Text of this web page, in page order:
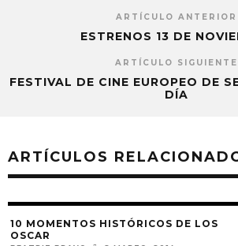
ARTÍCULO ANTERIOR
ESTRENOS 13 DE
ARTÍCULO SIGUIENTE
FESTIVAL DE CINE EUROPEO DE
DÍA
ARTÍCULOS
10 MOMENTOS HISTÓRICOS DE LOS
OSCAR